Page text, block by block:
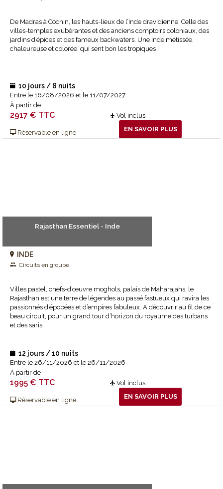
De Madras à Cochin, les hauts-lieux de l’Inde dravidienne. Celle des
villes-temples exubérantes et des anciens comptoirs coloniaux, des
jardins d’épices et des fameux backwaters. Une Inde métissée,
chaleureuse et colorée, qui sent bon les tropiques !
10 jours / 8 nuits
Entre le 16/08/2026 et le 11/07/2027
À partir de
2917 € TTC Vol inclus
Réservable en ligne EN SAVOIR PLUS
Rajasthan Essentiel - Inde
INDE
Circuits en groupe
Villes pastel, chefs-d’œuvre moghols, palais de Maharajahs, le
Rajasthan est une terre de légendes au passé fastueux qui ravira les
passionnés d’épopées et d’empires fabuleux. A découvrir au fil de ce
beau circuit, pour un grand tour d’horizon du royaume des turbans
et des saris.
12 jours / 10 nuits
Entre le 26/11/2026 et le 26/11/2026
À partir de
1995 € TTC Vol inclus
Réservable en ligne EN SAVOIR PLUS